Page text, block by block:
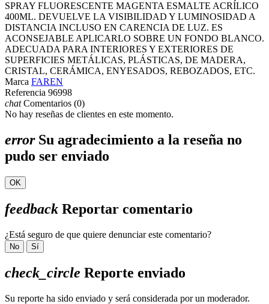
SPRAY FLUORESCENTE MAGENTA ESMALTE ACRÍLICO
400ML. DEVUELVE LA VISIBILIDAD Y LUMINOSIDAD A
DISTANCIA INCLUSO EN CARENCIA DE LUZ. ES
ACONSEJABLE APLICARLO SOBRE UN FONDO BLANCO.
ADECUADA PARA INTERIORES Y EXTERIORES DE
SUPERFICIES METÁLICAS, PLÁSTICAS, DE MADERA,
CRISTAL, CERÁMICA, ENYESADOS, REBOZADOS, ETC.
Marca FAREN
Referencia 96998
chatComentarios (0)
No hay reseñas de clientes en este momento.
errorSu agradecimiento a la reseña no
pudo ser enviado
OK
feedback Reportar comentario
¿Está seguro de que quiere denunciar este comentario?
No Sí
check_circle Reporte enviado
Su reporte ha sido enviado y será considerada por un moderador.